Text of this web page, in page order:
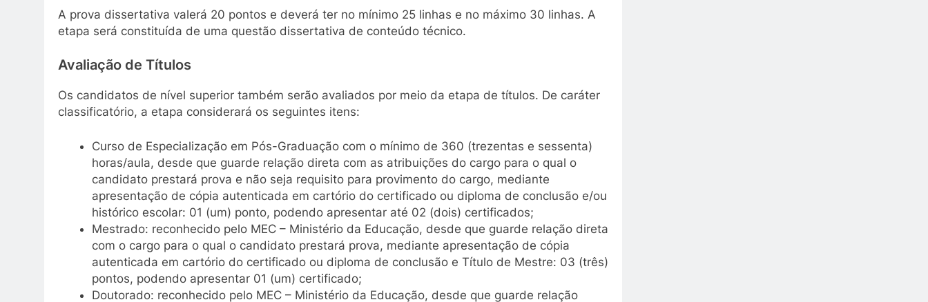
A prova dissertativa valerá 20 pontos e deverá ter no mínimo 25 linhas e no máximo 30 linhas. A
etapa será constituída de uma questão dissertativa de conteúdo técnico.
Avaliação de Títulos
Os candidatos de nível superior também serão avaliados por meio da etapa de títulos. De caráter
classificatório, a etapa considerará os seguintes itens:
Curso de Especialização em Pós-Graduação com o mínimo de 360 (trezentas e sessenta)
horas/aula, desde que guarde relação direta com as atribuições do cargo para o qual o
candidato prestará prova e não seja requisito para provimento do cargo, mediante
apresentação de cópia autenticada em cartório do certificado ou diploma de conclusão e/ou
histórico escolar: 01 (um) ponto, podendo apresentar até 02 (dois) certificados;
Mestrado: reconhecido pelo MEC – Ministério da Educação, desde que guarde relação direta
com o cargo para o qual o candidato prestará prova, mediante apresentação de cópia
autenticada em cartório do certificado ou diploma de conclusão e Título de Mestre: 03 (três)
pontos, podendo apresentar 01 (um) certificado;
Doutorado: reconhecido pelo MEC – Ministério da Educação, desde que guarde relação